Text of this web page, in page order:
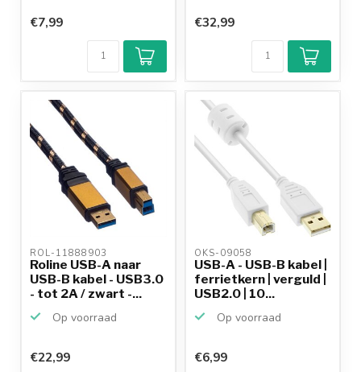
€7,99 €32,99
ROL-11888903
Roline USB-A naar
USB-B kabel - USB3.0
- tot 2A / zwart -...
Op voorraad
€22,99
OKS-09058
USB-A - USB-B kabel |
ferrietkern | verguld |
USB2.0 | 10...
Op voorraad
€6,99